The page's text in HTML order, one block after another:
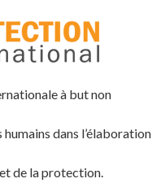
à but non
dans l’élaboration
de la protection.